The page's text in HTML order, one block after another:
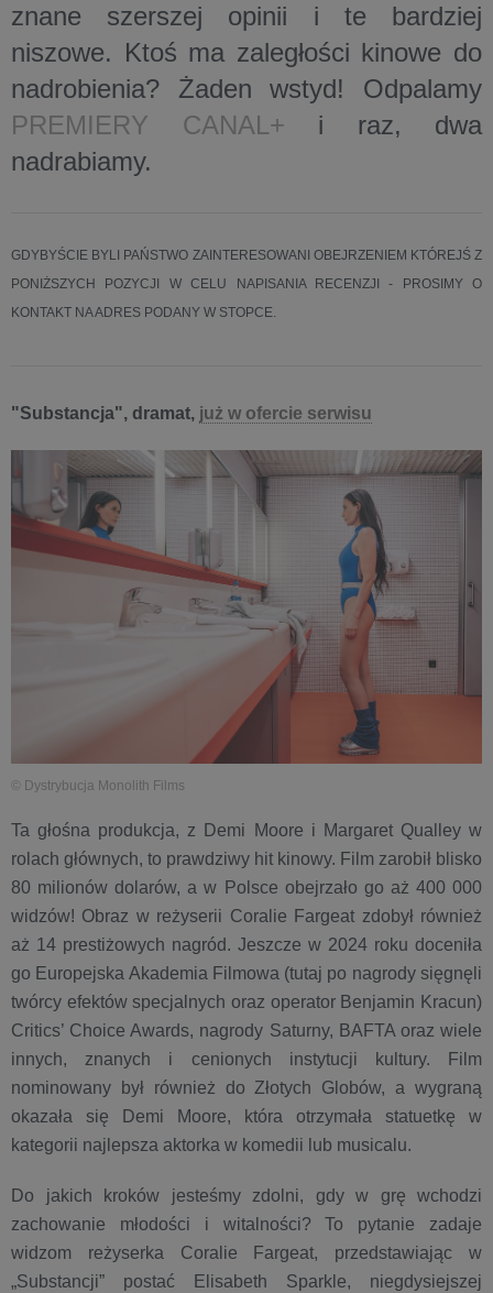
znane szerszej opinii i te bardziej
niszowe. Ktoś ma zaległości kinowe do
nadrobienia? Żaden wstyd! Odpalamy
PREMIERY CANAL+ i raz, dwa
nadrabiamy.
GDYBYŚCIE BYLI PAŃSTWO ZAINTERESOWANI OBEJRZENIEM KTÓREJŚ Z
PONIŻSZYCH POZYCJI W CELU NAPISANIA RECENZJI - PROSIMY O
KONTAKT NA ADRES PODANY W STOPCE.
"Substancja", dramat, już w ofercie serwisu
© Dystrybucja Monolith Films
Ta głośna produkcja, z Demi Moore i Margaret Qualley w
rolach głównych, to prawdziwy hit kinowy. Film zarobił blisko
80 milionów dolarów, a w Polsce obejrzało go aż 400 000
widzów! Obraz w reżyserii Coralie Fargeat zdobył również
aż 14 prestiżowych nagród. Jeszcze w 2024 roku doceniła
go Europejska Akademia Filmowa (tutaj po nagrody sięgnęli
twórcy efektów specjalnych oraz operator Benjamin Kracun)
Critics’ Choice Awards, nagrody Saturny, BAFTA oraz wiele
innych, znanych i cenionych instytucji kultury. Film
nominowany był również do Złotych Globów, a wygraną
okazała się Demi Moore, która otrzymała statuetkę w
kategorii najlepsza aktorka w komedii lub musicalu.
Do jakich kroków jesteśmy zdolni, gdy w grę wchodzi
zachowanie młodości i witalności? To pytanie zadaje
widzom reżyserka Coralie Fargeat, przedstawiając w
„Substancji” postać Elisabeth Sparkle, niegdysiejszej